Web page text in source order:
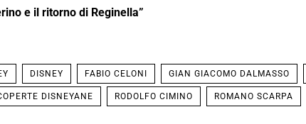
e il ritorno di Reginella”
DISNEY FABIO CELONI GIAN GIACOMO DALMASSO
DISNEYANE RODOLFO CIMINO ROMANO SCARPA